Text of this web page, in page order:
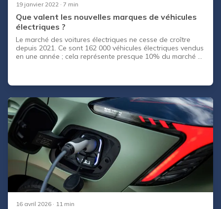
19 janvier 2022 · 7 min
Que valent les nouvelles marques de véhicules
électriques ?
Le marché des voitures électriques ne cesse de croître
depuis 2021. Ce sont 162 000 véhicules électriques vendus
en une année ; cela représente presque 10% du marché et
croissance s’explique en partie par la commercialisation de
nouveaux modèles comme l’Audi e-tron, la Tesla Model 3,
le DS3 Crossback E-Tense, la Mercedes EQC et la Renault
Zoé ou encore la Peugeot e-208. Mais aussi par l’arrivée
de nouvelles marques de véhicules électriques telles que
Aiways, Lightyear, Lucid Motors, Nio, Byton, MG Motor
(enfin, qui fait son retour) et bien d’autres start-ups
innovantes encore. Le paysage des constructeurs
automobiles tend à évoluer vers des voitures plus propres.
La question est : Tesla et les autres grands constructeurs
automobiles sauront-ils faire face à la concurrence
chinoise et californienne en terme de voitures électriques ?
16 avril 2026 · 11 min